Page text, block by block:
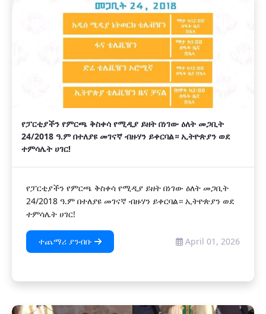
የፓርቲያችን የምርጫ ቅስቀሳ የሚዲያ ይዘት በነገው ዕለት መጋቢት
24/2018 ዓ.ም በተለያዩ መገናኛ ብዙሃን ይቀርባል። ኢትዮጵያን ወደ
ተምሳሌት ሀገር!
የፓርቲያችን የምርጫ ቅስቀሳ የሚዲያ ይዘት በነገው ዕለት መጋቢት
24/2018 ዓ.ም በተለያዩ መገናኛ ብዙሃን ይቀርባል። ኢትዮጵያን ወደ
ተምሳሌት ሀገር!
ተጨማሪ ያንብቡ April 01, 2026